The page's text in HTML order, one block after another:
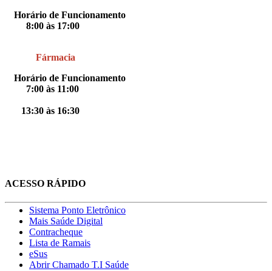
Horário de Funcionamento
8:00 às 17:00
Fármacia
Horário de Funcionamento
7:00 às 11:00
13:30 às 16:30
ACESSO RÁPIDO
Sistema Ponto Eletrônico
Mais Saúde Digital
Contracheque
Lista de Ramais
eSus
Abrir Chamado T.I Saúde